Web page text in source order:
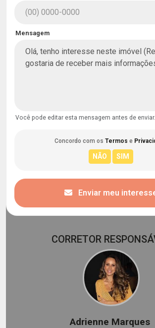
Mensagem
Você pode editar esta mensagem antes de enviar.
Concordo com os Termos e
Enviar meu
CORRETOR
Adrienne Marques